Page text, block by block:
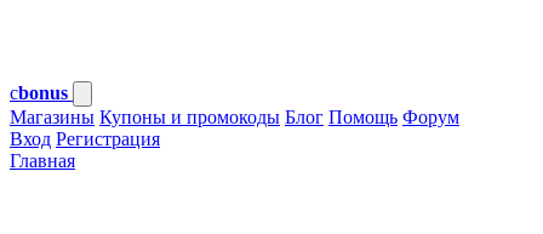
cbonus
Магазины Купоны и промокоды Блог Помощь Форум
Вход Регистрация
Главная